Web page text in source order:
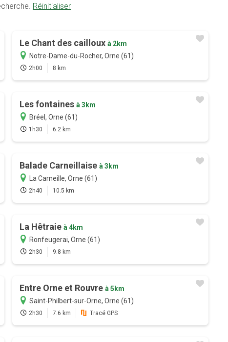
Réinitialiser
Le Chant des cailloux à 2km
Notre-Dame-du-Rocher, Orne (61)
2h00 8 km
Les fontaines à 3km
Bréel, Orne (61)
1h30 6.2 km
Balade Carneillaise à 3km
La Carneille, Orne (61)
2h40 10.5 km
La Hêtraie à 4km
Ronfeugerai, Orne (61)
2h30 9.8 km
Entre Orne et Rouvre à 5km
Saint-Philbert-sur-Orne, Orne (61)
2h30 7.6 km Tracé GPS